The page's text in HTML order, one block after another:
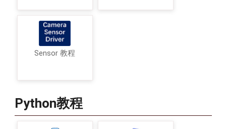
Sensor 教程
Python教程